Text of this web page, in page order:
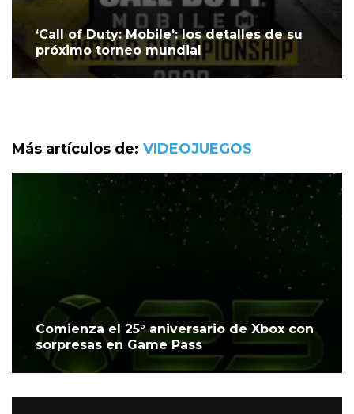
‘Call of Duty: Mobile’: los detalles de su
próximo torneo mundial
Más artículos de: VIDEOJUEGOS
Comienza el 25° aniversario de Xbox con
sorpresas en Game Pass